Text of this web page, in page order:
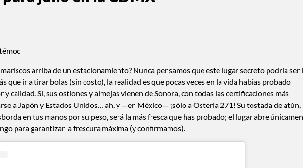
arriba de un estacionamiento? Nunca pensamos que este lugar secreto podría ser
que ir a tirar bolas (sin costo), la realidad es que pocas veces en la vida habías probado
y calidad. Sí, sus ostiones y almejas vienen de Sonora, con todas las certificaciones más
a Japón y Estados Unidos… ah, y —en México— ¡sólo a Osteria 271! Su tostada de atún,
en tus manos por su peso, será la más fresca que has probado; el lugar abre
para garantizar la frescura máxima (y confirmamos).